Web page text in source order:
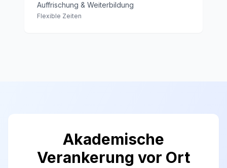
Auffrischung & Weiterbildung
Flexible Zeiten
Akademische
Verankerung vor Ort